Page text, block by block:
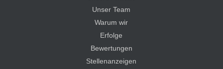
Unser Team
Warum wir
Erfolge
Bewertungen
Stellenanzeigen